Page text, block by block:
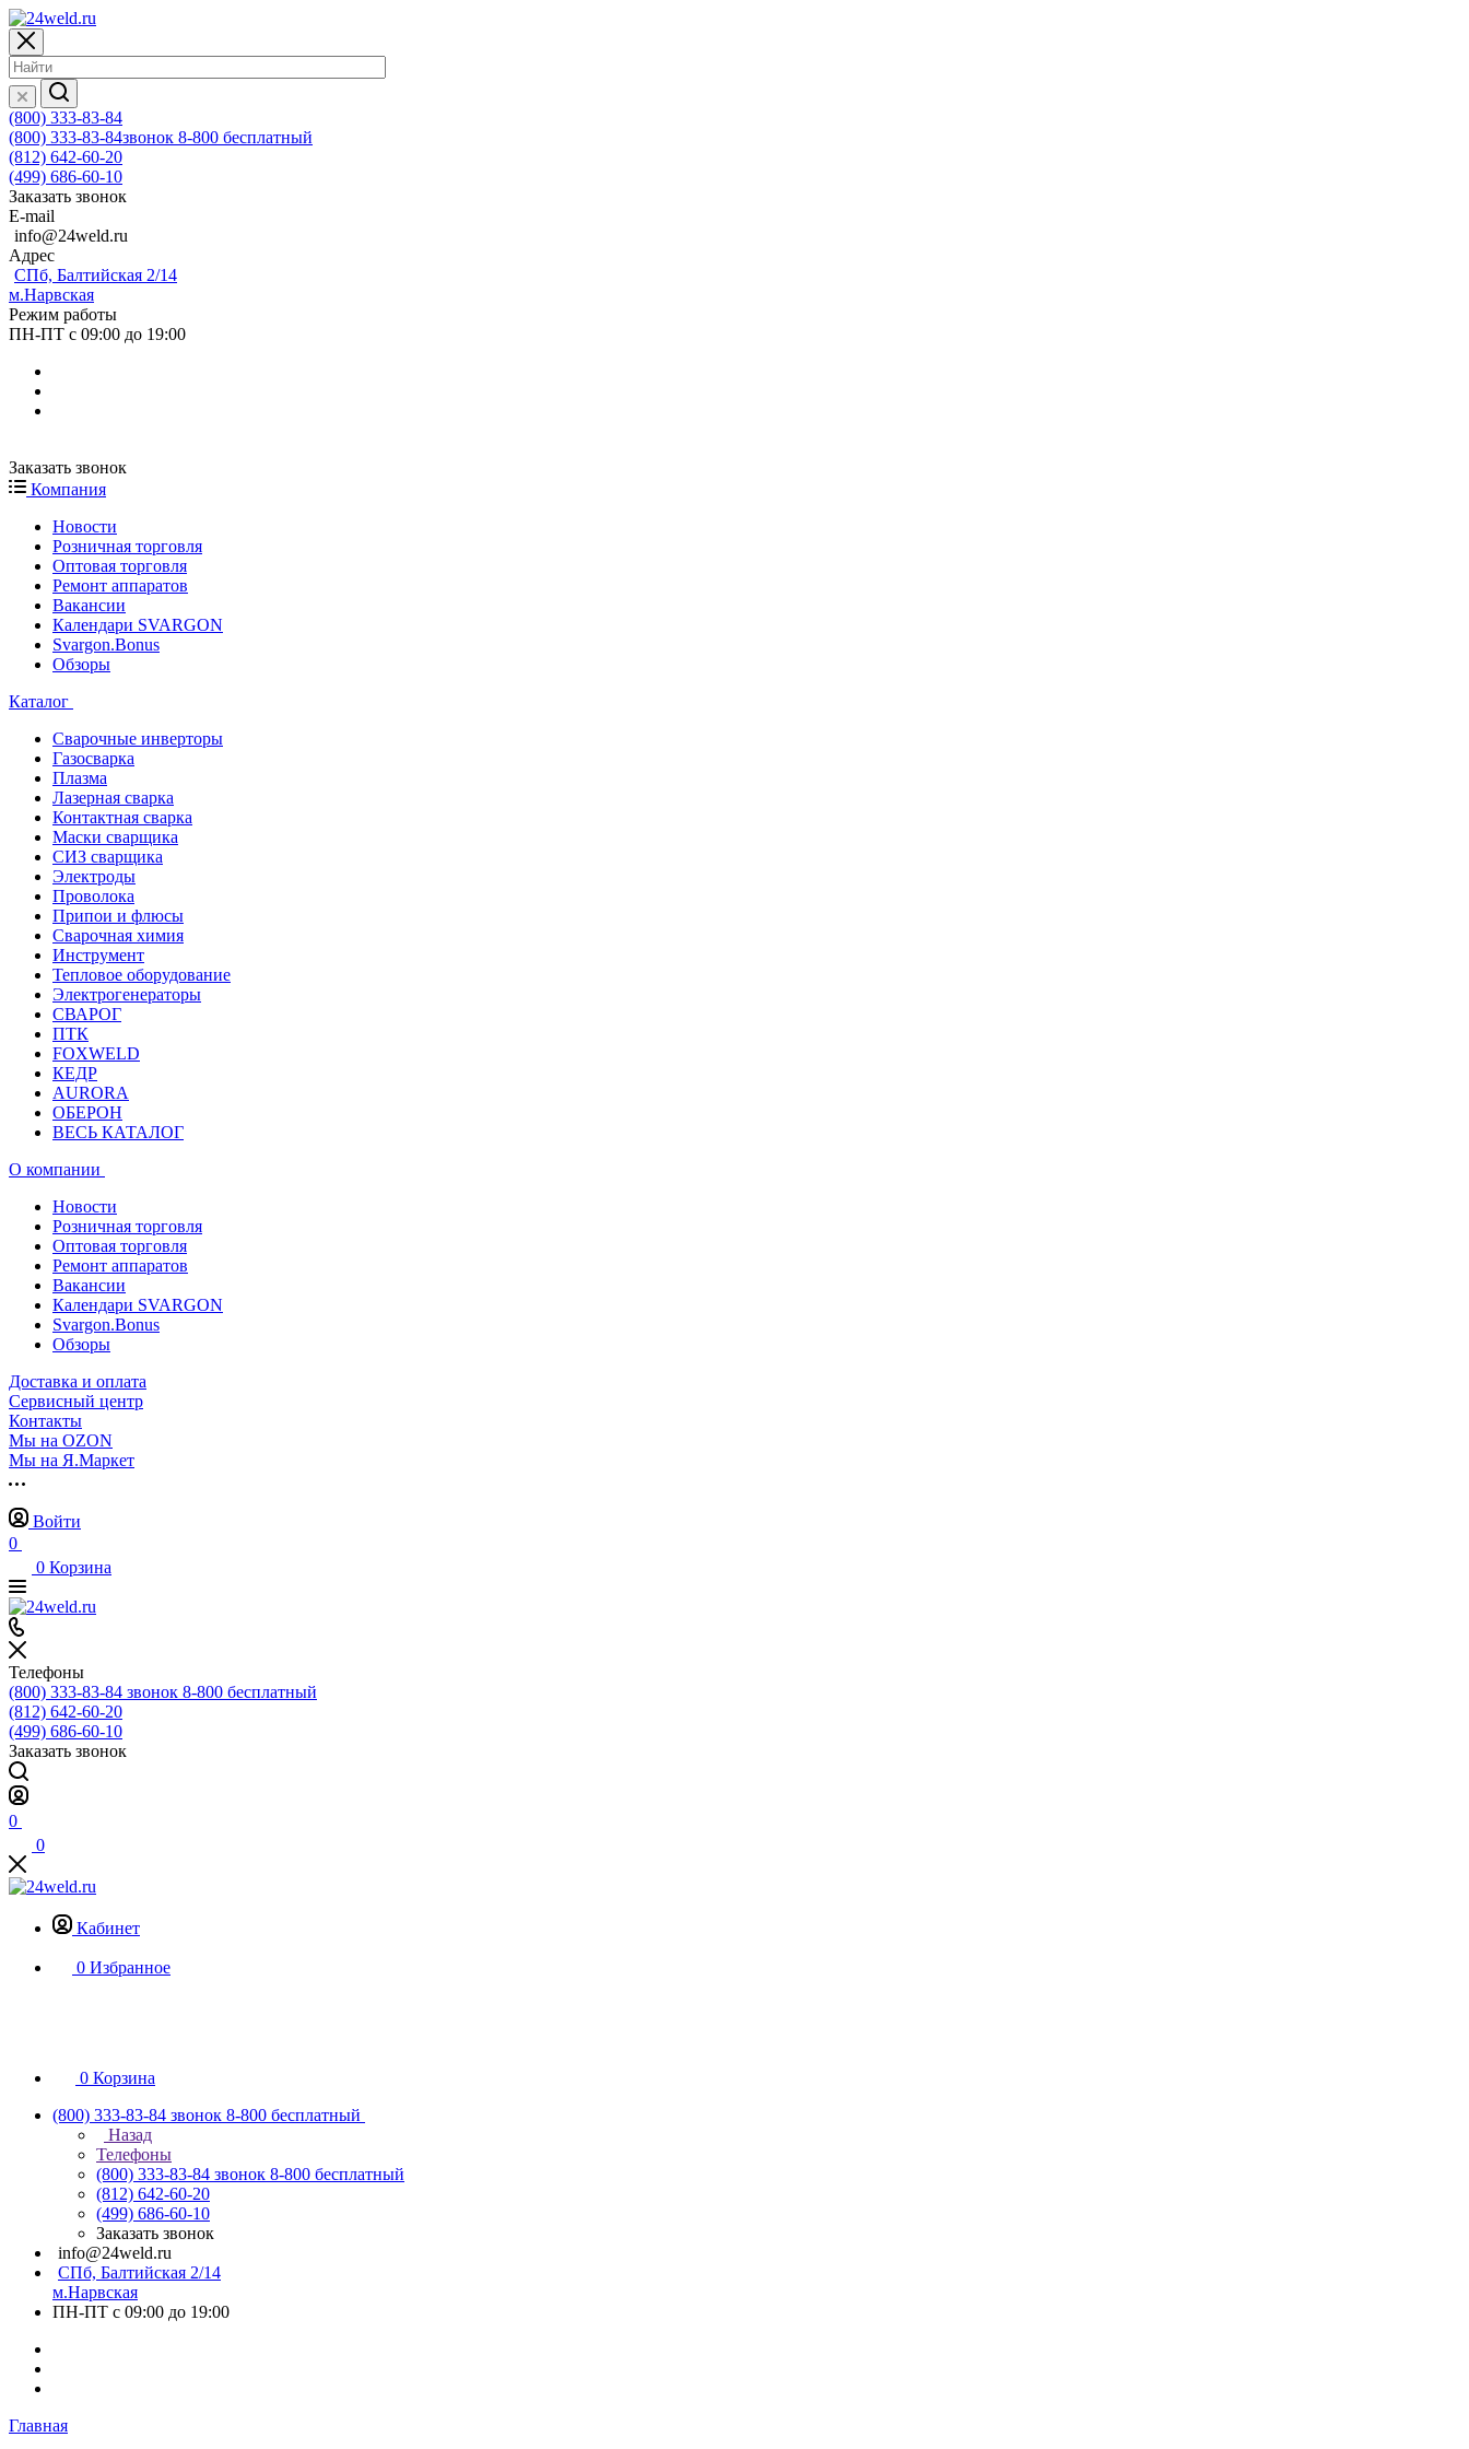
(800) 333-83-84
(800) 333-83-84звонок 8-800 бесплатный
(812) 642-60-20
(499) 686-60-10
Заказать звонок
E-mail
info@24weld.ru
Адрес
СПб, Балтийская 2/14
м.Нарвская
Режим работы
ПН-ПТ с 09:00 до 19:00
Заказать звонок
Компания
Новости
Розничная торговля
Оптовая торговля
Ремонт аппаратов
Вакансии
Календари SVARGON
Svargon.Bonus
Обзоры
Каталог
Сварочные инверторы
Газосварка
Плазма
Лазерная сварка
Контактная сварка
Маски сварщика
СИЗ сварщика
Электроды
Проволока
Припои и флюсы
Сварочная химия
Инструмент
Тепловое оборудование
Электрогенераторы
СВАРОГ
ПТК
FOXWELD
КЕДР
AURORA
ОБЕРОН
ВЕСЬ КАТАЛОГ
О компании
Новости
Розничная торговля
Оптовая торговля
Ремонт аппаратов
Вакансии
Календари SVARGON
Svargon.Bonus
Обзоры
Доставка и оплата
Сервисный центр
Контакты
Мы на OZON
Мы на Я.Маркет
Войти
0
0 Корзина
Телефоны
(800) 333-83-84 звонок 8-800 бесплатный
(812) 642-60-20
(499) 686-60-10
Заказать звонок
0
0
Кабинет
0 Избранное
0 Корзина
(800) 333-83-84 звонок 8-800 бесплатный
Назад
Телефоны
(800) 333-83-84 звонок 8-800 бесплатный
(812) 642-60-20
(499) 686-60-10
Заказать звонок
info@24weld.ru
СПб, Балтийская 2/14
м.Нарвская
ПН-ПТ с 09:00 до 19:00
Главная